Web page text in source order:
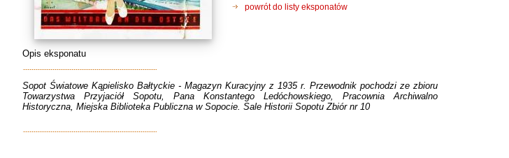
powrót do listy eksponatów
Opis eksponatu
Sopot Światowe Kąpielisko Bałtyckie - Magazyn Kuracyjny z 1935 r. Przewodnik pochodzi ze zbioru
Towarzystwa Przyjaciół Sopotu, Pana Konstantego Ledóchowskiego, Pracownia Archiwalno
Historyczna, Miejska Biblioteka Publiczna w Sopocie. Sale Historii Sopotu Zbiór nr 10